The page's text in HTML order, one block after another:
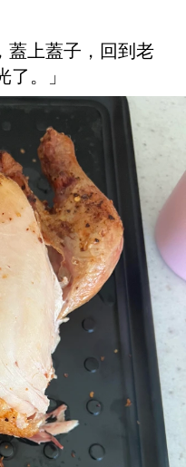
蓋上蓋子，回到老
。」